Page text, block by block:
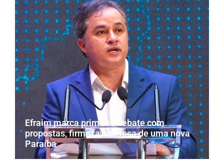
Efraim marca primeiro debate com
propostas, firmeza e defesa de uma nova
Paraíba